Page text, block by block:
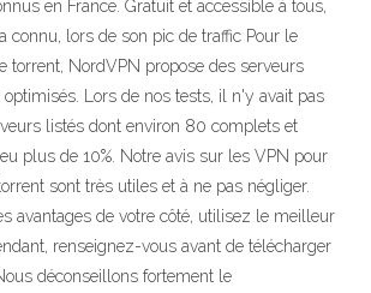
en France. Gratuit et accessible à tous,
connu, lors de son pic de traffic Pour le
torrent, NordVPN propose des serveurs
optimisés. Lors de nos tests, il n'y avait pas
listés dont environ 80 complets et
plus de 10%. Notre avis sur les VPN pour
sont très utiles et à ne pas négliger.
avantages de votre côté, utilisez le meilleur
renseignez-vous avant de télécharger
déconseillons fortement le